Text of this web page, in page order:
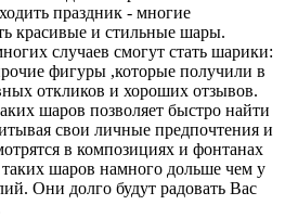
праздник - многие
красивые и стильные шары.
случаев смогут стать шарики:
фигуры ,которые получили в
откликов и хороших отзывов.
шаров позволяет быстро найти
свои личные предпочтения и
в композициях и фонтанах
шаров намного дольше чем у
Они долго будут радовать Вас